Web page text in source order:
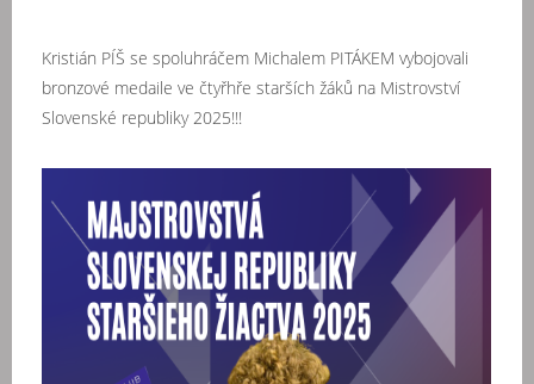
Kristián PÍŠ se spoluhráčem Michalem PITÁKEM vybojovali
bronzové medaile ve čtyřhře starších žáků na Mistrovství
Slovenské republiky 2025!!!